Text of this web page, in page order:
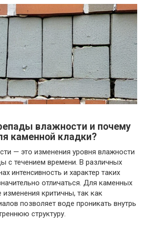
влажности и почему
каменной кладки?
— это изменения уровня влажности
с течением времени. В различных
интенсивность и характер таких
отличаться. Для каменных
изменения критичны, так как
позволяет воде проникать внутрь
структуру.